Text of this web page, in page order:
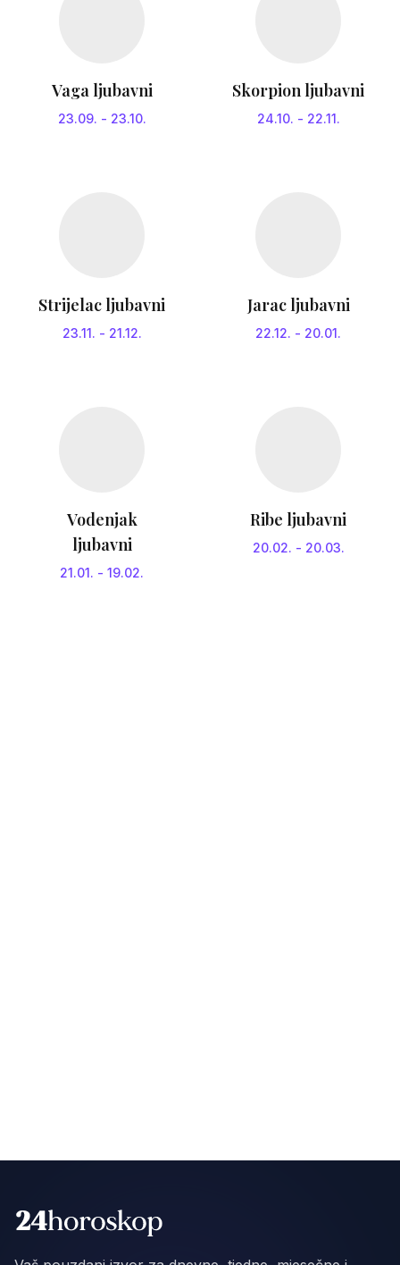
Vaga ljubavni
23.09. - 23.10.
Skorpion ljubavni
24.10. - 22.11.
Strijelac ljubavni
23.11. - 21.12.
Jarac ljubavni
22.12. - 20.01.
Vodenjak
ljubavni
21.01. - 19.02.
Ribe ljubavni
20.02. - 20.03.